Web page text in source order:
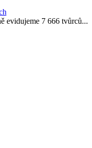
evidujeme 7 666 tvůrců...